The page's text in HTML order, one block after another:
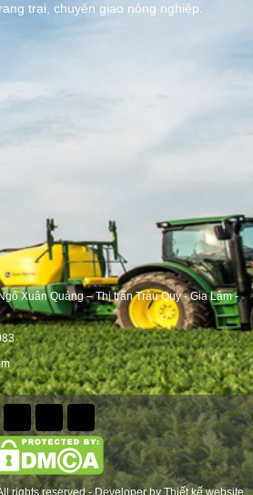
trại, chuyên giao nông nghiệp.
Xuân Quảng – Thị trấn Trâu Quỳ - Gia Lâm -
rights reserved - Developer byThiết kế website